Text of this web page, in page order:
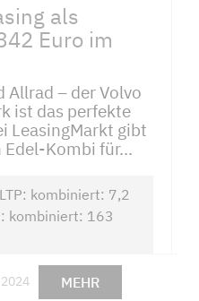
als
Euro im
Allrad – der Volvo
ist das perfekte
LeasingMarkt gibt
Kombi für...
kombiniert: 7,2
kombiniert: 163
MEHR